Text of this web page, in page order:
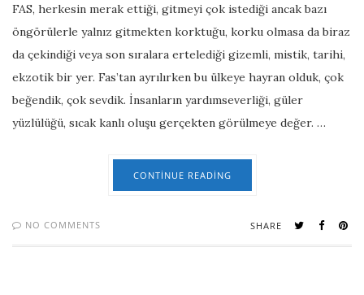
FAS, herkesin merak ettiği, gitmeyi çok istediği ancak bazı
öngörülerle yalnız gitmekten korktuğu, korku olmasa da biraz
da çekindiği veya son sıralara ertelediği gizemli, mistik, tarihi,
ekzotik bir yer. Fas’tan ayrılırken bu ülkeye hayran olduk, çok
beğendik, çok sevdik. İnsanların yardımseverliği, güler
yüzlülüğü, sıcak kanlı oluşu gerçekten görülmeye değer. …
CONTINUE READING
NO COMMENTS SHARE